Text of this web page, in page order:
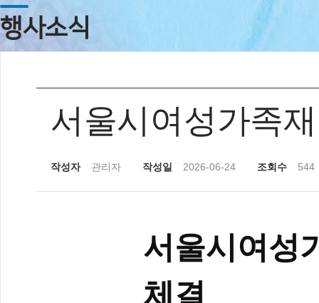
행사소식
서울시여성가족
작성자 관리자 작성일 2026-06-24 조회수 544
서울시여성
체결